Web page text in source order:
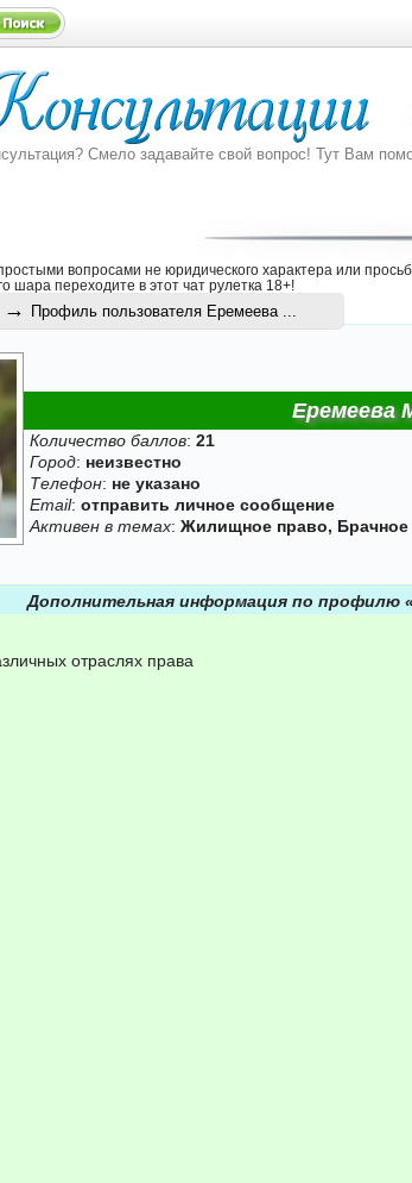
Смело задавайте свой вопрос! Тут Вам
вопросами не юридического характера или
шара переходите в этот чат рулетка 18+!
→ Профиль пользователя Еремеева ...
Еремеева
Количество баллов:21
Город: неизвестно
Телефон: не указано
Email:отправить личное сообщение
Активен в темах:Жилищное право,
Дополнительная информация по профилю
отраслях права